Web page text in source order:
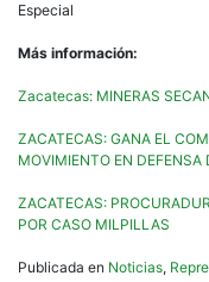
Especial
Más información:
Zacatecas: MINERAS
ZACATECAS: GANA EL
MOVIMIENTO EN DEFENSA
ZACATECAS:
POR CASO MILPILLAS
Publicada en Noticias,